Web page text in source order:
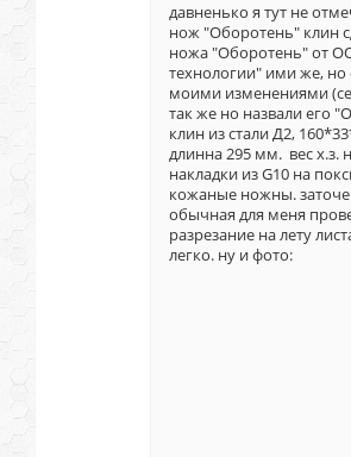
давненько я тут не
нож "Оборотень" клин
ножа "Оборотень" от
технологии" ими же,
моими изменениями
так же но назвали его
клин из стали Д2,
длинна 295 мм. вес х.з.
накладки из G10 на
кожаные ножны.
обычная для меня
разрезание на лету
легко. ну и фото: